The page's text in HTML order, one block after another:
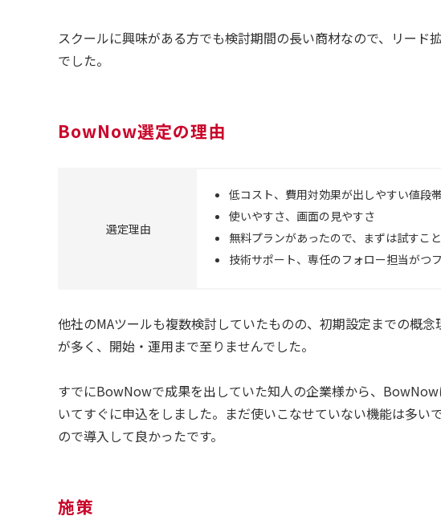
スクールに興味がある方でも検討期間の長い商材なので、リー
でした。
BowNow選定の理由
選定理由
低コスト、費用対効果が出しやすい値段
使いやすさ、画面の見やすさ
無料プランがあったので、まずは試すこ
技術サポート、専任のフォロー担当がつ
他社のMAツールも複数検討していたものの、初期設定までの概
が多く、開始・運用まで至りませんでした。
すでにBowNowで成果を出していた知人の企業様から、
いてすぐに申込をしました。まだ使いこなせていない機能は多い
ので導入して良かったです。
施策